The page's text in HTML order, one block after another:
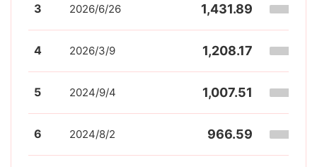
3 2026/6/26 1,431.89
4 2026/3/9 1,208.17
5 2024/9/4 1,007.51
6 2024/8/2 966.59